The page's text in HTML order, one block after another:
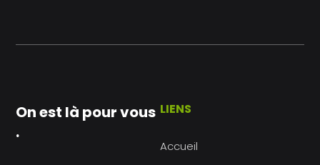
On est là pour vous
.
LIENS
Accueil